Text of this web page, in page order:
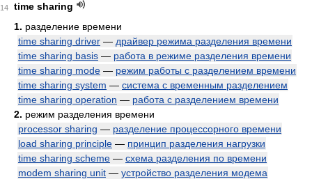
14
time sharing
1. разделение времени
time sharing driver — драйвер режима разделения времени
time sharing basis — работа в режиме разделения времени
time sharing mode — режим работы с разделением времени
time sharing system — система с временным разделением
time sharing operation — работа с разделением времени
2. режим разделения времени
processor sharing — разделение процессорного времени
load sharing principle — принцип разделения нагрузки
time sharing scheme — схема разделения по времени
modem sharing unit — устройство разделения модема